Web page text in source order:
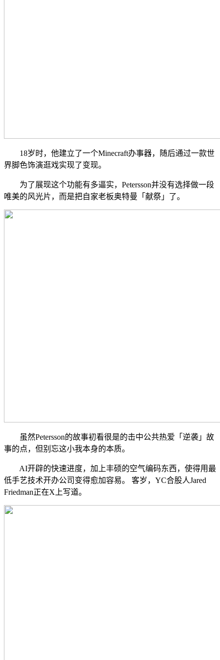
18岁时，他建立了一个Minecraft办事器，随后通过一款世
界脚色饰演逛戏实现了变现。
为了展现这个功能有多逼实，Petersson并没有选择做一段
唯美的风光片，而是把自家老板奥特曼「献祭」了。
虽然Petersson的故事初看很是的击中公共热爱「逆袭」故
事的点，但别忘这小我本身的本质。
AI开辟的快速进度，加上丰硕的空气编码东西，使得用最
低手艺技术开办公司变得愈加容易。 客岁，YC合股人Jared
Friedman正在X上写道。